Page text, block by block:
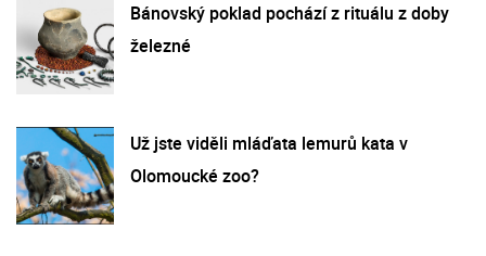
Bánovský poklad pochází z rituálu z doby
železné
Už jste viděli mláďata lemurů kata v
Olomoucké zoo?